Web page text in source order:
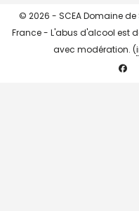
© 2026 - SCEA Domaine
France - L'abus d'alcool est
avec modération. (